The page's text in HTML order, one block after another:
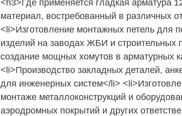
<h3>Где применяется гладкая
материал, востребованный в различных
<li>Изготовление монтажных петель для
изделий на заводах ЖБИ и
создание мощных хомутов в арматурных
<li>Производство закладных деталей,
для инженерных систем</li>
монтаже металлоконструкций и
аэродромных покрытий и других